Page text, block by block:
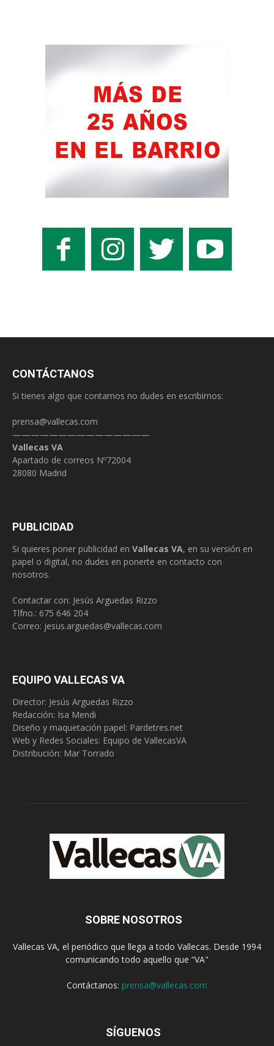
CONTÁCTANOS
Si tienes algo que contarnos no dudes en escribirnos:
prensa@vallecas.com
———————————————
Vallecas VA
Apartado de correos Nº72004
28080 Madrid
PUBLICIDAD
Si quieres poner publicidad en Vallecas VA, en su versión en
papel o digital, no dudes en ponerte en contacto con
nosotros.
Contactar con: Jesús Arguedas Rizzo
Tlfno.: 675 646 204
Correo: jesus.arguedas@vallecas.com
EQUIPO VALLECAS VA
Director: Jesús Arguedas Rizzo
Redacción: Isa Mendi
Diseño y maquetación papel: Pardetres.net
Web y Redes Sociales: Equipo de VallecasVA
Distribución: Mar Torrado
SOBRE NOSOTROS
Vallecas VA, el periódico que llega a todo Vallecas. Desde 1994
comunicando todo aquello que “VA"
Contáctanos: prensa@vallecas.com
SÍGUENOS